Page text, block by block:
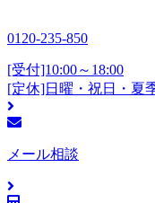
0120-235-850
[受付]10:00～18:00
[定休]日曜・祝日・夏
メール相談